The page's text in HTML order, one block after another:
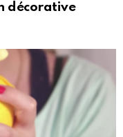
décorative